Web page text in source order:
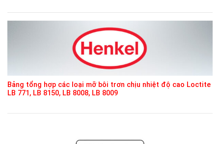
Bảng tổng hợp các loại mỡ bôi trơn chịu nhiệt độ cao Loctite
LB 771, LB 8150, LB 8008, LB 8009